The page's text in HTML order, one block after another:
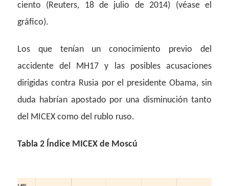
ciento (Reuters, 18 de julio de 2014) (véase el
gráfico).
Los que tenían un conocimiento previo del
accidente del MH17 y las posibles acusaciones
dirigidas contra Rusia por el presidente Obama, sin
duda habrían apostado por una disminución tanto
del MICEX como del rublo ruso.
Tabla 2 Índice MICEX de Moscú